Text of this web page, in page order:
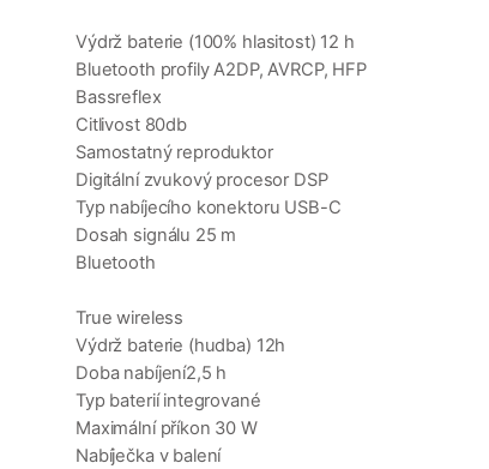
Výdrž baterie (100% hlasitost) 12 h
Bluetooth profily A2DP, AVRCP, HFP
Bassreflex
Citlivost 80db
Samostatný reproduktor
Digitální zvukový procesor DSP
Typ nabíjecího konektoru USB-C
Dosah signálu 25 m
Bluetooth
True wireless
Výdrž baterie (hudba) 12h
Doba nabíjení2,5 h
Typ baterií integrované
Maximální příkon 30 W
Nabíječka v balení